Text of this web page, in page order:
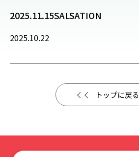
2025.11.15SALSATION
2025.10.22
トップに戻る